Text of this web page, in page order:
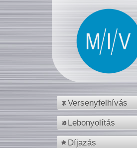
Versenyfelhívás
Lebonyolítás
Díjazás